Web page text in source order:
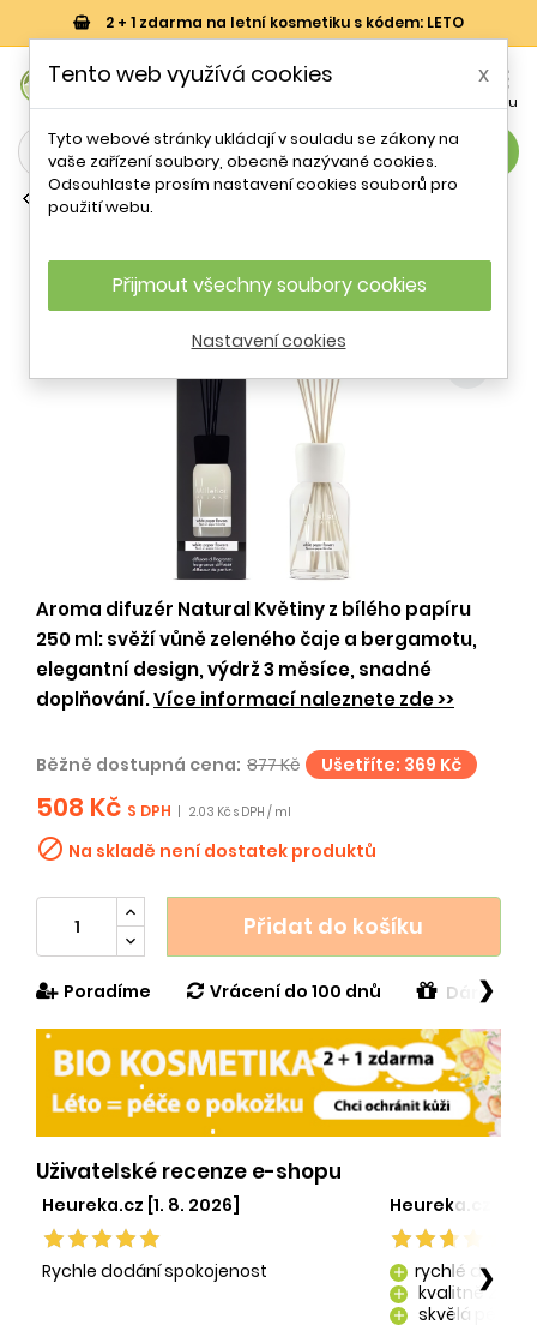
2 + 1 zdarma na letní kosmetiku s kódem: LETO

Menu
search
Tyčinkové aroma difuzéry
bílého papíru Millefiori Milano - 250 ml
- 42 %
Aroma difuzér Natural Květiny z bílého papíru
250 ml: svěží vůně zeleného čaje a bergamotu,
elegantní design, výdrž 3 měsíce, snadné
doplňování.Více informací naleznete zde >>
Běžně dostupná cena: 877 Kč Ušetříte: 369 Kč
508 Kč S DPH 2.03 Kč s DPH / ml
 Na skladě není dostatek produktů
Přidat do košíku
Poradíme Vrácení do 100 dnů Dárek v
❯
Uživatelské recenze e-shopu
Heureka.cz [1. 8. 2026]
Rychle dodání spokojenost
Heureka.cz [29.
add rychlé dodání
add kvalitně
add skvělá péče o
❯
Tento web využívá cookies x
Tyto webové stránky ukládají v souladu se zákony na
vaše zařízení soubory, obecně nazývané cookies.
Odsouhlaste prosím nastavení cookies souborů pro
použití webu.
Přijmout všechny soubory cookies
Nastavení cookies